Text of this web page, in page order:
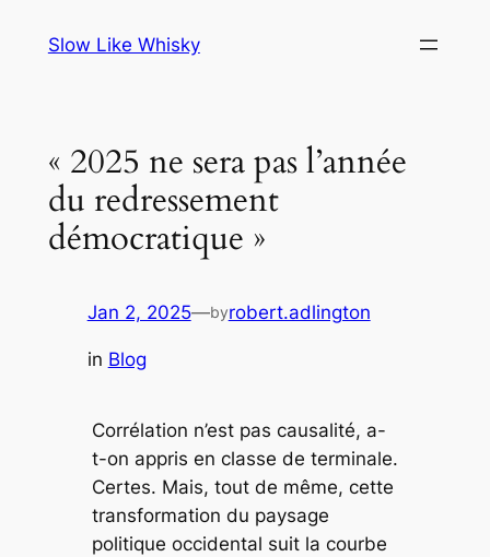
Slow Like Whisky
« 2025 ne sera pas l’année
du redressement
démocratique »
Jan 2, 2025—byrobert.adlington
in Blog
Corrélation n’est pas causalité, a-
t-on appris en classe de terminale.
Certes. Mais, tout de même, cette
transformation du paysage
politique occidental suit la courbe